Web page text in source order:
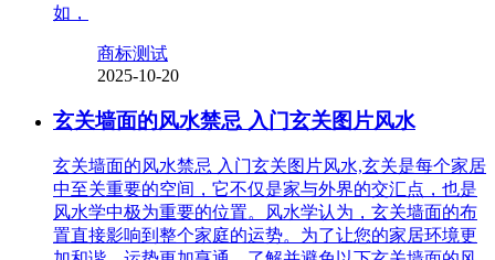
如，
商标测试
2025-10-20
玄关墙面的风水禁忌 入门玄关图片风水
玄关墙面的风水禁忌 入门玄关图片风水,玄关是每个家居
中至关重要的空间，它不仅是家与外界的交汇点，也是
风水学中极为重要的位置。风水学认为，玄关墙面的布
置直接影响到整个家庭的运势。为了让您的家居环境更